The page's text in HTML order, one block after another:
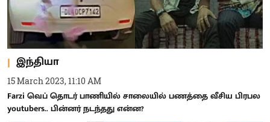
இந்தியா
15 March 2023, 11:10 AM
Farzi வெப் தொடர் பாணியில் சாலையில் பணத்தை வீசிய பிரபல
youtubers.. பின்னர் நடந்தது என்ன?